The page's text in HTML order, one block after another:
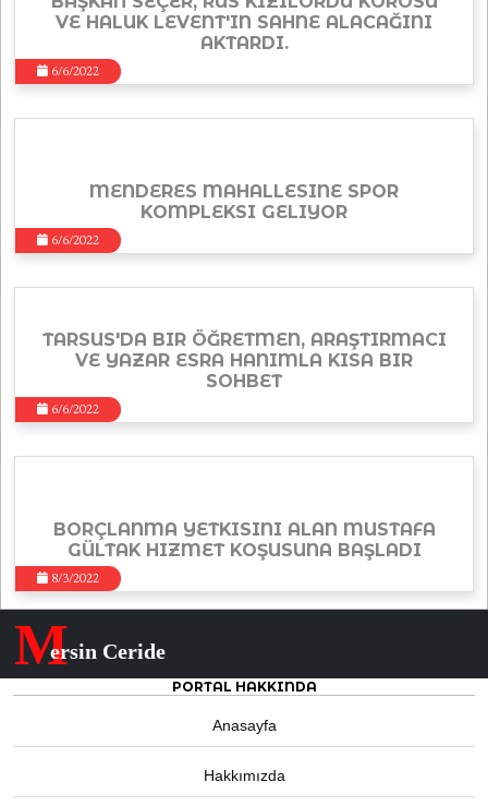
VE HALUK LEVENT'IN SAHNE ALACAĞINI
AKTARDI.
6/6/2022
MENDERES MAHALLESINE SPOR
KOMPLEKSI GELIYOR
6/6/2022
TARSUS'DA BIR ÖĞRETMEN, ARAŞTIRMACI
VE YAZAR ESRA HANIMLA KISA BIR
SOHBET
6/6/2022
BORÇLANMA YETKISINI ALAN MUSTAFA
GÜLTAK HIZMET KOŞUSUNA BAŞLADI
8/3/2022
Mersin Ceride
PORTAL HAKKINDA
Anasayfa
Hakkımızda